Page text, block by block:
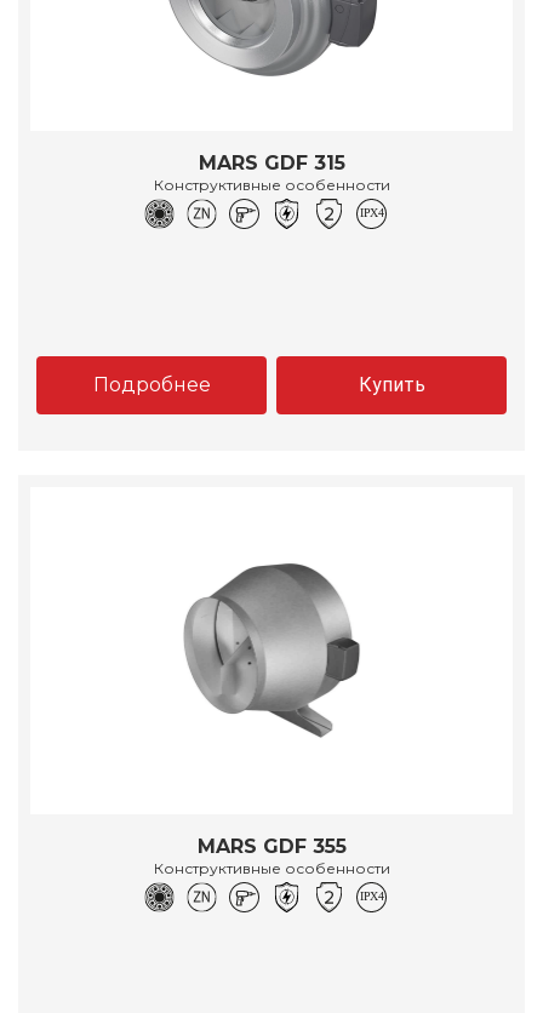
MARS GDF 315
Конструктивные особенности
Подробнее Купить
MARS GDF 355
Конструктивные особенности